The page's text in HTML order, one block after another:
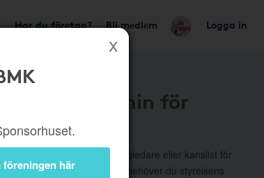
Har du företag? Bli medlem Logga in
här
blir du Admin för
BMK
vara styrelsemedlem, lagledare eller kanslist för
Administratör. I annat fall behöver du styrelsens